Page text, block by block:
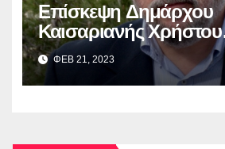
Επίσκεψη Δημάρχου
Καισαριανής Χρήστου
Βοσκόπουλου στην
“ΜΙΚΡΑ ΑΣΙΑ: Λάμψη –
Καταστροφή –
ΦΕΒ 21, 2023